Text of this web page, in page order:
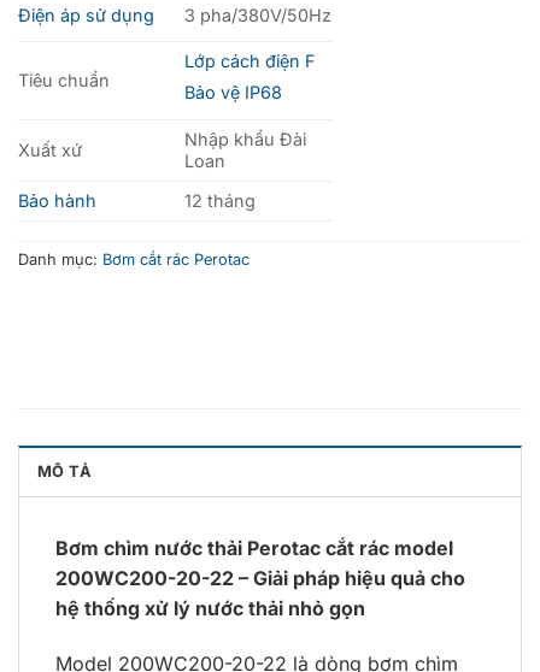
Điện áp sử dụng 3 pha/380V/50Hz
Tiêu chuẩn
Lớp cách điện F
Bảo vệ IP68
Xuất xứ
Nhập khẩu Đài
Loan
Bảo hành
12 tháng
Danh mục: Bơm cắt rác Perotac
MÔ TẢ
Bơm chìm nước thải Perotac cắt rác model
200WC200-20-22 – Giải pháp hiệu quả cho
hệ thống xử lý nước thải nhỏ gọn
Model 200WC200-20-22 là dòng bơm chìm